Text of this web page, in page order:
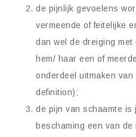
de pijnlijk gevoelens
vermeende of feitelijke
dan wel de dreiging
hem/ haar een of
onderdeel uitmaken
definition);
de pijn van schaamte
beschaming een van